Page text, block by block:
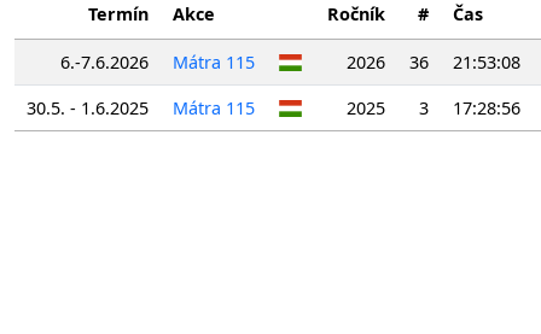
Termín Akce Ročník # Čas
6.-7.6.2026 Mátra 115 2026 36
21:53:08
30.5. - 1.6.2025
Mátra 115 2025 3 17:28:56